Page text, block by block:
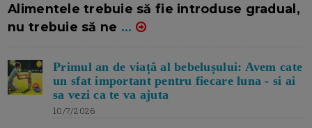
Alimentele trebuie să fie introduse gradual,
nu trebuie să ne ...
Primul an de viață al bebelușului: Avem cate
un sfat important pentru fiecare luna - si ai
sa vezi ca te va ajuta
10/7/2026